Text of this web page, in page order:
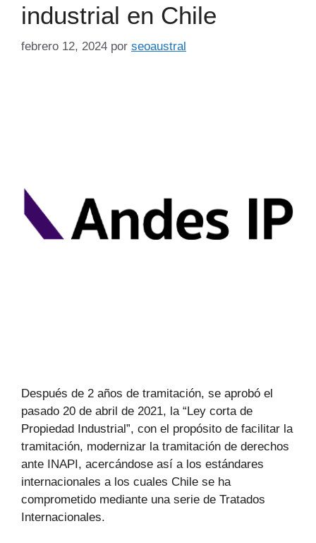
industrial en Chile
febrero 12, 2024 por seoaustral
Después de 2 años de tramitación, se aprobó el
pasado 20 de abril de 2021, la “Ley corta de
Propiedad Industrial”, con el propósito de facilitar la
tramitación, modernizar la tramitación de derechos
ante INAPI, acercándose así a los estándares
internacionales a los cuales Chile se ha
comprometido mediante una serie de Tratados
Internacionales.